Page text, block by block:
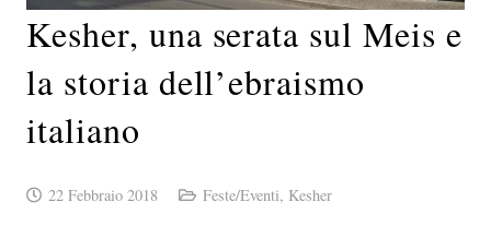
Kesher, una serata sul Meis e
la storia dell’ebraismo
italiano
22 Febbraio 2018 Feste/Eventi, Kesher